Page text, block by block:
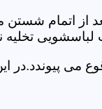
از اتمام
لباسشویی
پیوندد.در